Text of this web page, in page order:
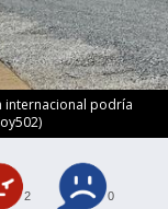
internacional podría
2 0